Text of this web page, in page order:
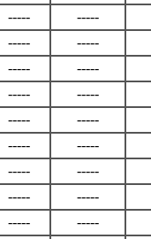
-----
-----
-----
-----
-----
-----
-----
-----
-----
-----
-----
-----
-----
-----
-----
-----
-----
-----